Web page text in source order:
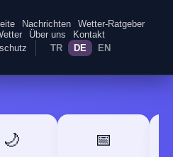
Nachrichten
Wetter-Ratgeber
Über uns
Kontakt
TR DE EN
🌙 📅